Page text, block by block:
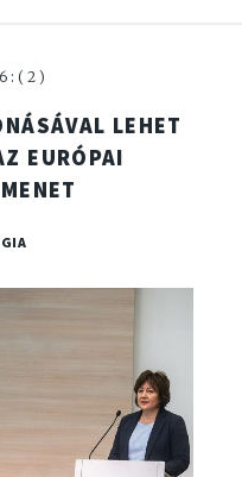
: ( 2 )
LEHET
EURÓPAI